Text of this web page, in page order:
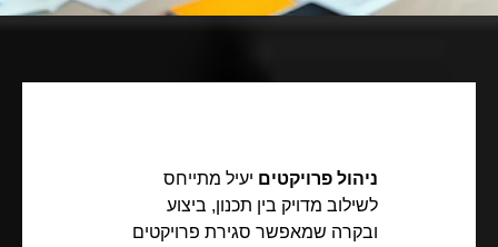
ניהול פרויקטים יעיל מתייחס
לשילוב מדויק בין תכנון, ביצוע
ובקרה שמאפשר סגירת פרויקטים